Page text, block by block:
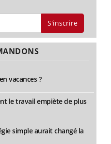
S'inscrire
vacances ?
le travail empiète de plus
simple aurait changé la